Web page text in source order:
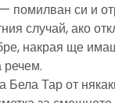
помилван си и
случай, ако
накрая ще
речем.
Бела Тар от